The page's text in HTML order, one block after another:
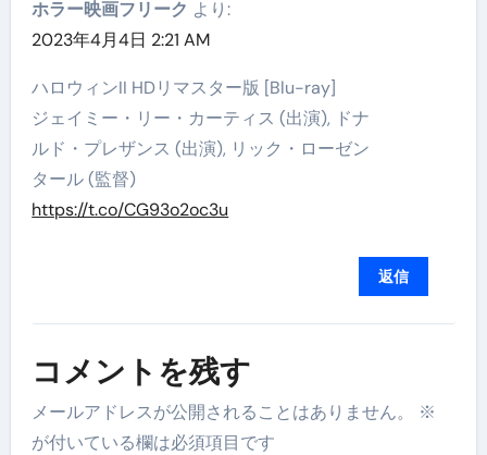
ホラー映画フリーク より:
2023年4月4日 2:21 AM
ハロウィンII HDリマスター版 [Blu-ray]
ジェイミー・リー・カーティス (出演), ドナ
ルド・プレザンス (出演), リック・ローゼン
タール (監督)
https://t.co/CG93o2oc3u
返信
コメントを残す
メールアドレスが公開されることはありません。
※
が付いている欄は必須項目です